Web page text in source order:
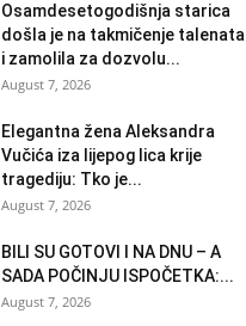
Osamdesetogodišnja starica
došla je na takmičenje talenata
i zamolila za dozvolu...
August 7, 2026
Elegantna žena Aleksandra
Vučića iza lijepog lica krije
tragediju: Tko je...
August 7, 2026
BILI SU GOTOVI I NA DNU – A
SADA POČINJU ISPOČETKA:...
August 7, 2026